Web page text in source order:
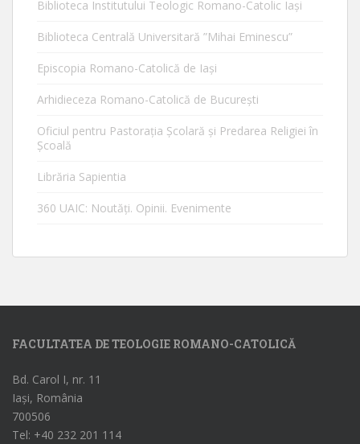
Biblioteca Institutului Teologic Romano-Catolic Iaşi
Biblioteca Centrală Universitară ”Mihai Eminescu”
Episcopia Romano-Catolică de Iaşi
Arhidieceza Romano-Catolică de Bucureşti
Oficiul pentru Pastorația Școlară și Predarea Religiei în
Școală
Librăria Sapientia
360 UAIC: Noutăţi. Opinii. Evenimente
FACULTATEA DE TEOLOGIE ROMANO-CATOLICĂ
Bd. Carol I, nr. 11
Iași, România
700506
Tel: +40 232 201 114